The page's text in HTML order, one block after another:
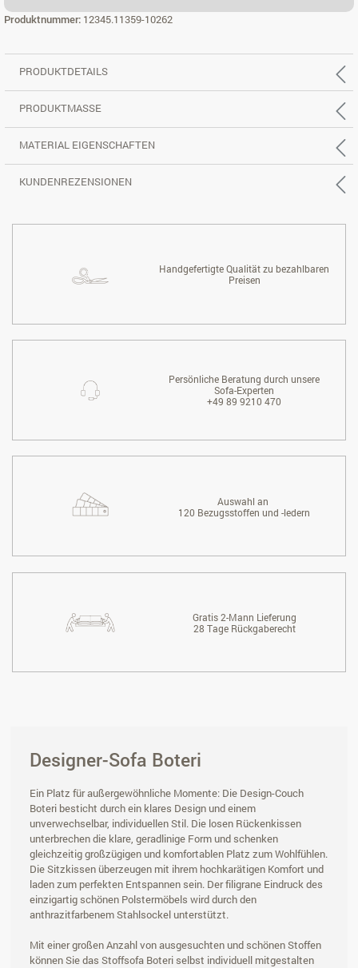
Produktnummer: 12345.11359-10262
PRODUKTDETAILS
PRODUKTMASSE
MATERIAL EIGENSCHAFTEN
KUNDENREZENSIONEN
Handgefertigte Qualität zu bezahlbaren
Preisen
Persönliche Beratung durch unsere
Sofa-Experten
+49 89 9210 470
Auswahl an
120 Bezugsstoffen und -ledern
Gratis 2-Mann Lieferung
28 Tage Rückgaberecht
Designer-Sofa Boteri
Ein Platz für außergewöhnliche Momente: Die Design-Couch
Boteri besticht durch ein klares Design und einem
unverwechselbar, individuellen Stil. Die losen Rückenkissen
unterbrechen die klare, geradlinige Form und schenken
gleichzeitig großzügigen und komfortablen Platz zum Wohlfühlen.
Die Sitzkissen überzeugen mit ihrem hochkarätigen Komfort und
laden zum perfekten Entspannen sein. Der filigrane Eindruck des
einzigartig schönen Polstermöbels wird durch den
anthrazitfarbenem Stahlsockel unterstützt.
Mit einer großen Anzahl von ausgesuchten und schönen Stoffen
können Sie das Stoffsofa Boteri selbst individuell mitgestalten